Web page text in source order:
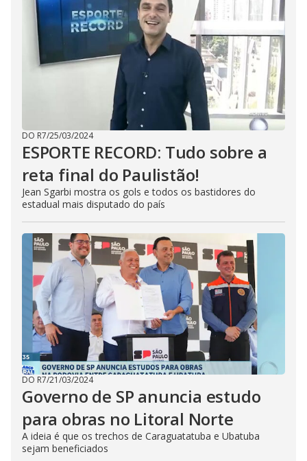
DO R7/25/03/2024
ESPORTE RECORD: Tudo sobre a
reta final do Paulistão!
Jean Sgarbi mostra os gols e todos os bastidores do
estadual mais disputado do país
DO R7/21/03/2024
Governo de SP anuncia estudo
para obras no Litoral Norte
A ideia é que os trechos de Caraguatatuba e Ubatuba
sejam beneficiados